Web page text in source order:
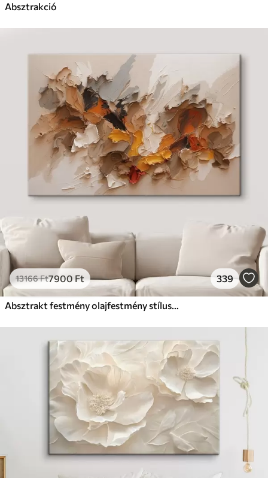
Absztrakció
13166Ft7900Ft 339
Absztrakt festmény olajfestmény stílusban